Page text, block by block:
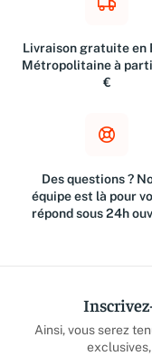
Livraison gratuite en
Métropolitaine à
€
Des questions ?
équipe est là pour
répond sous 24h
Ainsi, vous serez